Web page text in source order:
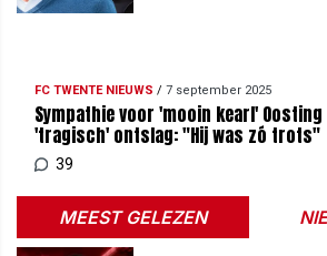
FC TWENTE NIEUWS / 7 september 2025
Sympathie voor 'mooin kearl' Oosting
'tragisch' ontslag: "Hij was zó trots"
39
MEEST GELEZEN